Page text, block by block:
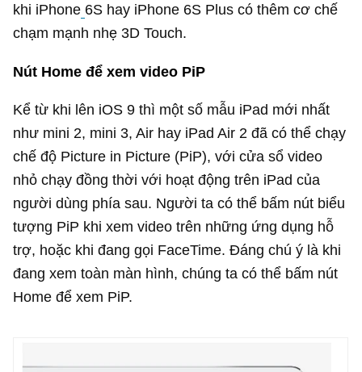
khi iPhone 6S hay iPhone 6S Plus có thêm cơ chế
chạm mạnh nhẹ 3D Touch.
Nút Home để xem video PiP
Kể từ khi lên iOS 9 thì một số mẫu iPad mới nhất
như mini 2, mini 3, Air hay iPad Air 2 đã có thể chạy
chế độ Picture in Picture (PiP), với cửa sổ video
nhỏ chạy đồng thời với hoạt động trên iPad của
người dùng phía sau. Người ta có thể bấm nút biểu
tượng PiP khi xem video trên những ứng dụng hỗ
trợ, hoặc khi đang gọi FaceTime. Đáng chú ý là khi
đang xem toàn màn hình, chúng ta có thể bấm nút
Home để xem PiP.